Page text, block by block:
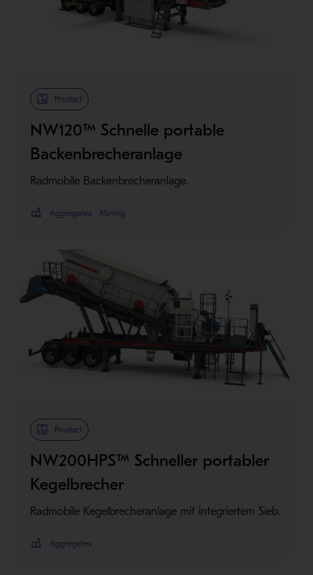
Product
NW120™ Schnelle portable
Backenbrecheranlage
Radmobile Backenbrecheranlage.
Aggregates Mining
Product
NW200HPS™ Schneller portabler
Kegelbrecher
Radmobile Kegelbrecheranlage mit integriertem Sieb.
Aggregates